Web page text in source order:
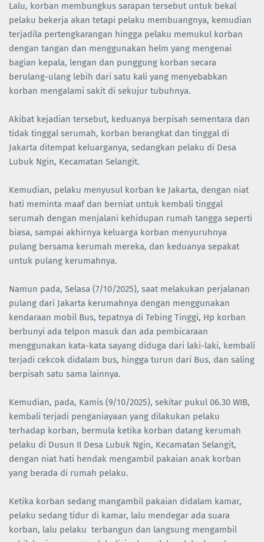
Lalu, korban membungkus sarapan tersebut untuk bekal
pelaku bekerja akan tetapi pelaku membuangnya, kemudian
terjadila pertengkarangan hingga pelaku memukul korban
dengan tangan dan menggunakan helm yang mengenai
bagian kepala, lengan dan punggung korban secara
berulang-ulang lebih dari satu kali yang menyebabkan
korban mengalami sakit di sekujur tubuhnya.
Akibat kejadian tersebut, keduanya berpisah sementara dan
tidak tinggal serumah, korban berangkat dan tinggal di
Jakarta ditempat keluarganya, sedangkan pelaku di Desa
Lubuk Ngin, Kecamatan Selangit.
Kemudian, pelaku menyusul korban ke Jakarta, dengan niat
hati meminta maaf dan berniat untuk kembali tinggal
serumah dengan menjalani kehidupan rumah tangga seperti
biasa, sampai akhirnya keluarga korban menyuruhnya
pulang bersama kerumah mereka, dan keduanya sepakat
untuk pulang kerumahnya.
Namun pada, Selasa (7/10/2025), saat melakukan perjalanan
pulang dari Jakarta kerumahnya dengan menggunakan
kendaraan mobil Bus, tepatnya di Tebing Tinggi, Hp korban
berbunyi ada telpon masuk dan ada pembicaraan
menggunakan kata-kata sayang diduga dari laki-laki, kembali
terjadi cekcok didalam bus, hingga turun dari Bus, dan saling
berpisah satu sama lainnya.
Kemudian, pada, Kamis (9/10/2025), sekitar pukul 06.30 WIB,
kembali terjadi penganiayaan yang dilakukan pelaku
terhadap korban, bermula ketika korban datang kerumah
pelaku di Dusun II Desa Lubuk Ngin, Kecamatan Selangit,
dengan niat hati hendak mengambil pakaian anak korban
yang berada di rumah pelaku.
Ketika korban sedang mangambil pakaian didalam kamar,
pelaku sedang tidur di kamar, lalu mendegar ada suara
korban, lalu pelaku terbangun dan langsung mengambil